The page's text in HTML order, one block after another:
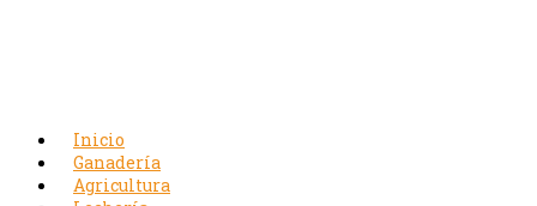
Inicio
Ganadería
Agricultura